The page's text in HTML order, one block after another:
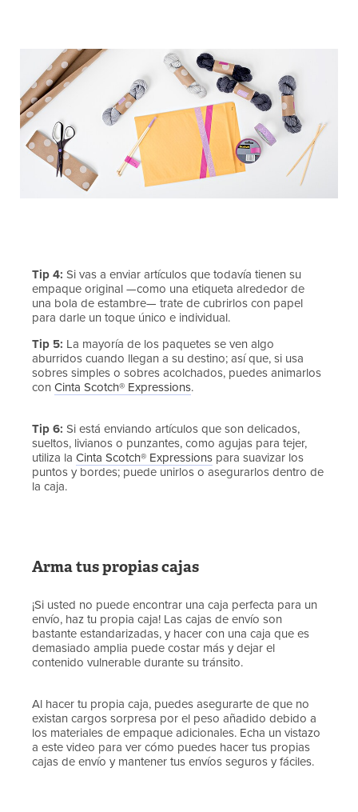
Tip 4: Si vas a enviar artículos que todavía tienen su
empaque original —como una etiqueta alrededor de
una bola de estambre— trate de cubrirlos con papel
para darle un toque único e individual.
Tip 5: La mayoría de los paquetes se ven algo
aburridos cuando llegan a su destino; así que, si usa
sobres simples o sobres acolchados, puedes animarlos
con Cinta Scotch® Expressions.
Tip 6: Si está enviando artículos que son delicados,
sueltos, livianos o punzantes, como agujas para tejer,
utiliza la Cinta Scotch® Expressions para suavizar los
puntos y bordes; puede unirlos o asegurarlos dentro de
la caja.
Arma tus propias cajas
¡Si usted no puede encontrar una caja perfecta para un
envío, haz tu propia caja! Las cajas de envío son
bastante estandarizadas, y hacer con una caja que es
demasiado amplia puede costar más y dejar el
contenido vulnerable durante su tránsito.
Al hacer tu propia caja, puedes asegurarte de que no
existan cargos sorpresa por el peso añadido debido a
los materiales de empaque adicionales. Echa un vistazo
a este video para ver cómo puedes hacer tus propias
cajas de envío y mantener tus envíos seguros y fáciles.